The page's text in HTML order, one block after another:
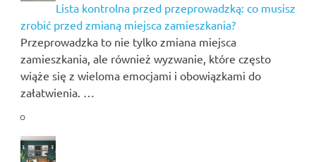
Lista kontrolna przed przeprowadzką: co musisz
zrobić przed zmianą miejsca zamieszkania?
Przeprowadzka to nie tylko zmiana miejsca
zamieszkania, ale również wyzwanie, które często
wiąże się z wieloma emocjami i obowiązkami do
załatwienia. …